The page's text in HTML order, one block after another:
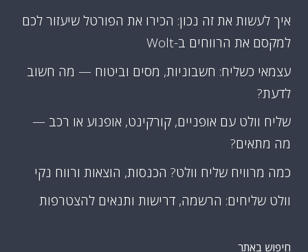
איך לעשות את זה נכון: הכירו את הפורטל שיעזור לכם
למקסם את הרווחים ב-Wolt
עצמאי כשליח: חשבוניות, מסים וביטוח — מה חשוב
לדעת?
שליח וולט עם אופניים, קורקינט, אופנוע או רכב —
מה מתאים?
כמה מרוויח שליח וולט? הכנסות, הוצאות ורווח נקי
וולט שליחים: הרשמה, דרישות ותנאים להצטרפות
חיפוש באתר